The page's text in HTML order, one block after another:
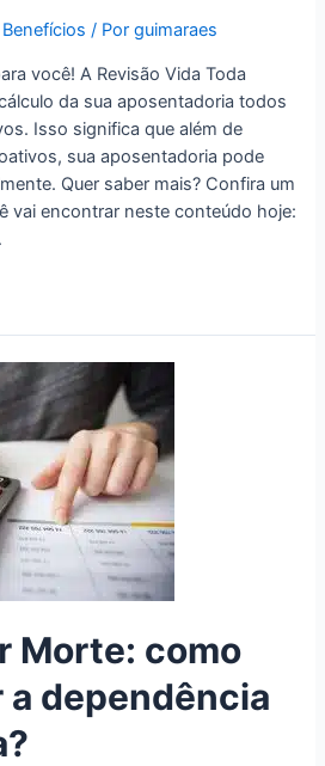
Benefícios / Porguimaraes
você! A Revisão Vida Toda
da sua aposentadoria todos
Isso significa que além de
sua aposentadoria pode
Quer saber mais? Confira um
vai encontrar neste conteúdo hoje:
Morte: como
a dependência